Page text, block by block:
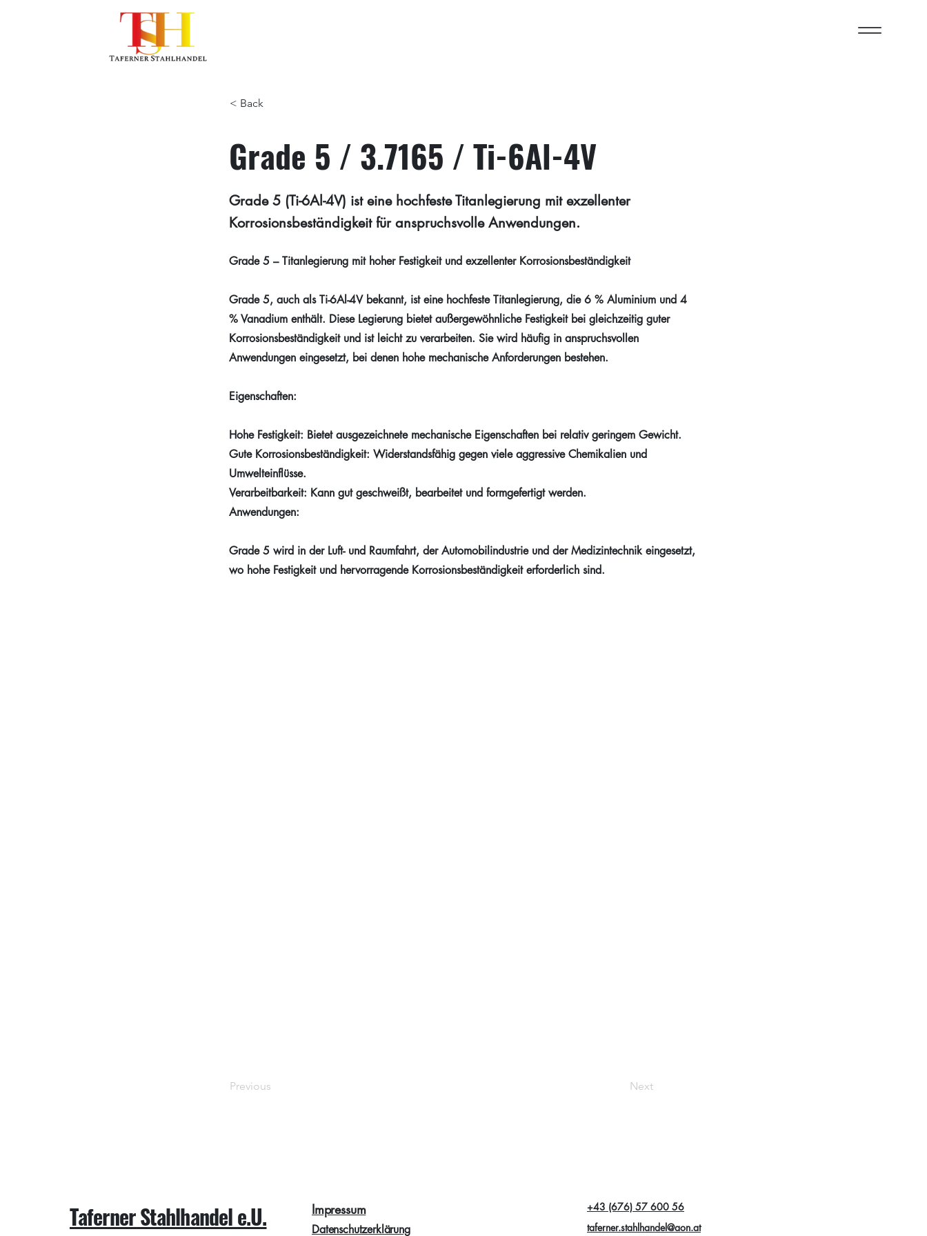
< Back
Grade 5 / 3.7165 / Ti-6Al-4V
Grade 5 (Ti-6Al-4V) ist eine hochfeste Titanlegierung mit exzellenter
Korrosionsbeständigkeit für anspruchsvolle Anwendungen.
Grade 5 – Titanlegierung mit hoher Festigkeit und exzellenter Korrosionsbeständigkeit
Grade 5, auch als Ti-6Al-4V bekannt, ist eine hochfeste Titanlegierung, die 6 % Aluminium und 4
% Vanadium enthält. Diese Legierung bietet außergewöhnliche Festigkeit bei gleichzeitig guter
Korrosionsbeständigkeit und ist leicht zu verarbeiten. Sie wird häufig in anspruchsvollen
Anwendungen eingesetzt, bei denen hohe mechanische Anforderungen bestehen.
Eigenschaften:
Hohe Festigkeit: Bietet ausgezeichnete mechanische Eigenschaften bei relativ geringem Gewicht.
Gute Korrosionsbeständigkeit: Widerstandsfähig gegen viele aggressive Chemikalien und
Umwelteinflüsse.
Verarbeitbarkeit: Kann gut geschweißt, bearbeitet und formgefertigt werden.
Anwendungen:
Grade 5 wird in der Luft- und Raumfahrt, der Automobilindustrie und der Medizintechnik eingesetzt,
wo hohe Festigkeit und hervorragende Korrosionsbeständigkeit erforderlich sind.
Previous Next
Taferner Stahlhandel e.U. Impressum
Datenschutzerklärung
+43 (676) 57 600 56
taferner.stahlhandel@aon.at